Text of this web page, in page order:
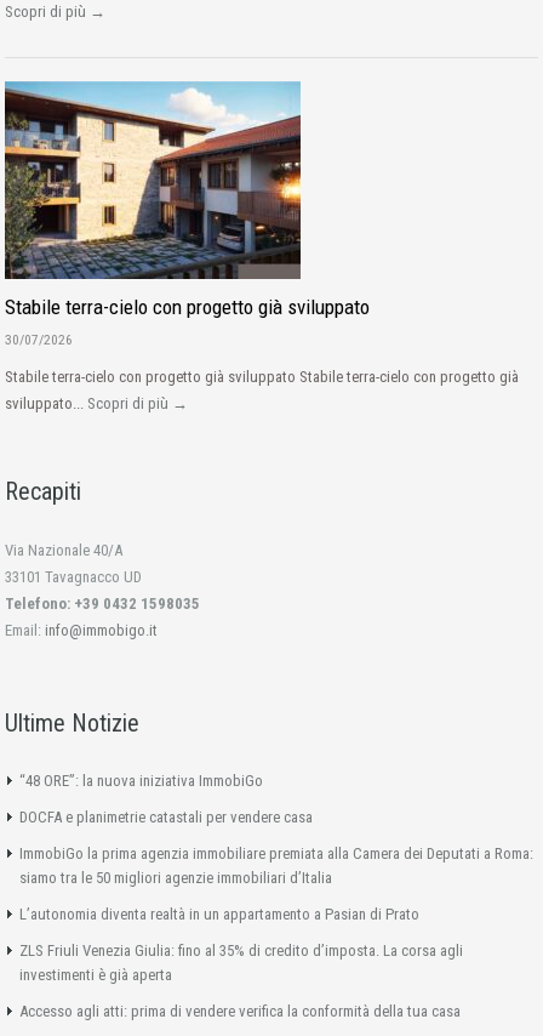
Scopri di più →
Stabile terra-cielo con progetto già sviluppato
30/07/2026
Stabile terra-cielo con progetto già sviluppato Stabile terra-cielo con progetto già
sviluppato... Scopri di più →
Recapiti
Via Nazionale 40/A
33101 Tavagnacco UD
Telefono: +39 0432 1598035
Email: info@immobigo.it
Ultime Notizie
“48 ORE”: la nuova iniziativa ImmobiGo
DOCFA e planimetrie catastali per vendere casa
ImmobiGo la prima agenzia immobiliare premiata alla Camera dei Deputati a Roma:
siamo tra le 50 migliori agenzie immobiliari d’Italia
L’autonomia diventa realtà in un appartamento a Pasian di Prato
ZLS Friuli Venezia Giulia: fino al 35% di credito d’imposta. La corsa agli
investimenti è già aperta
Accesso agli atti: prima di vendere verifica la conformità della tua casa